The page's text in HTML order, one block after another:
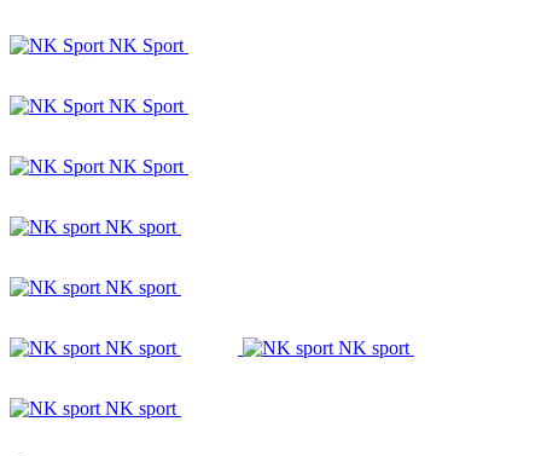
NK Sport
NK Sport
NK Sport
NK sport
NK sport
NK sport NK sport
NK sport